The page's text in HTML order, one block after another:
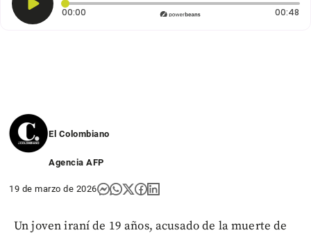
00:00 Tiempo transcurrido: 0 segundos 00:48
El Colombiano
Agencia AFP
19 de marzo de 2026
Un joven iraní de 19 años, acusado de la muerte de